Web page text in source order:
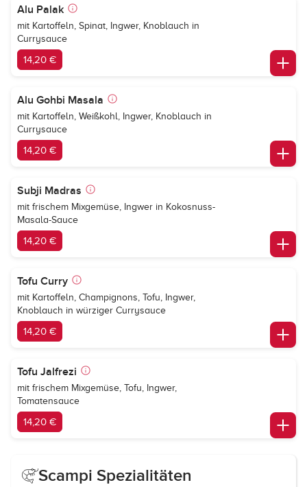
Alu Palak
mit Kartoffeln, Spinat, Ingwer, Knoblauch in
Currysauce
14,20 €
Alu Gohbi Masala
mit Kartoffeln, Weißkohl, Ingwer, Knoblauch in
Currysauce
14,20 €
Subji Madras
mit frischem Mixgemüse, Ingwer in Kokosnuss-
Masala-Sauce
14,20 €
Tofu Curry
mit Kartoffeln, Champignons, Tofu, Ingwer,
Knoblauch in würziger Currysauce
14,20 €
Tofu Jalfrezi
mit frischem Mixgemüse, Tofu, Ingwer,
Tomatensauce
14,20 €
Scampi Spezialitäten